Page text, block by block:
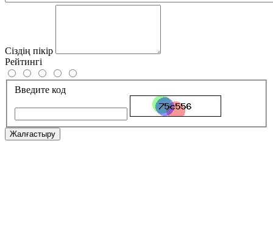
Сіздің пікір
Рейтингі
Введите код
Жалғастыру